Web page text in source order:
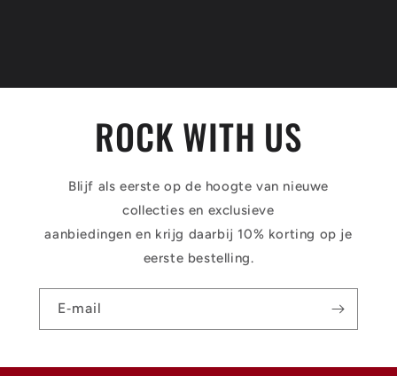
ROCK WITH US
Blijf als eerste op de hoogte van nieuwe
collecties en exclusieve
aanbiedingen en krijg daarbij 10% korting op je
eerste bestelling.
E‑mail